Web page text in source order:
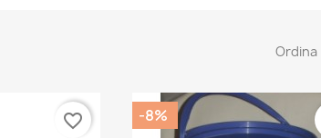
Ordina
favorite_border
-8%